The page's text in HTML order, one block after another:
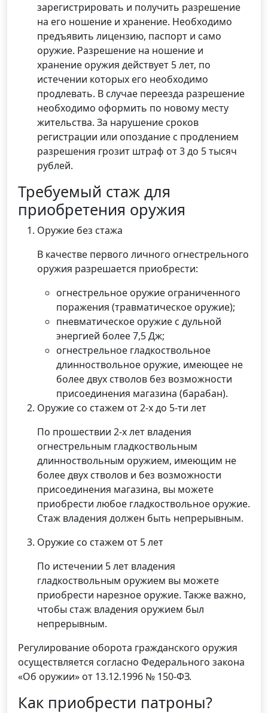
зарегистрировать и получить разрешение
на его ношение и хранение. Необходимо
предъявить лицензию, паспорт и само
оружие. Разрешение на ношение и
хранение оружия действует 5 лет, по
истечении которых его необходимо
продлевать. В случае переезда разрешение
необходимо оформить по новому месту
жительства. За нарушение сроков
регистрации или опоздание с продлением
разрешения грозит штраф от 3 до 5 тысяч
рублей.
Требуемый стаж для
приобретения оружия
Оружие без стажа
В качестве первого личного огнестрельного
оружия разрешается приобрести:
огнестрельное оружие ограниченного
поражения (травматическое оружие);
пневматическое оружие с дульной
энергией более 7,5 Дж;
огнестрельное гладкоствольное
длинноствольное оружие, имеющее не
более двух стволов без возможности
присоединения магазина (барабан).
Оружие со стажем от 2-х до 5-ти лет
По прошествии 2-х лет владения
огнестрельным гладкоствольным
длинноствольным оружием, имеющим не
более двух стволов и без возможности
присоединения магазина, вы можете
приобрести любое гладкоствольное оружие.
Стаж владения должен быть непрерывным.
Оружие со стажем от 5 лет
По истечении 5 лет владения
гладкоствольным оружием вы можете
приобрести нарезное оружие. Также важно,
чтобы стаж владения оружием был
непрерывным.
Регулирование оборота гражданского оружия
осуществляется согласно Федерального закона
«Об оружии» от 13.12.1996 № 150-ФЗ.
Как приобрести патроны?